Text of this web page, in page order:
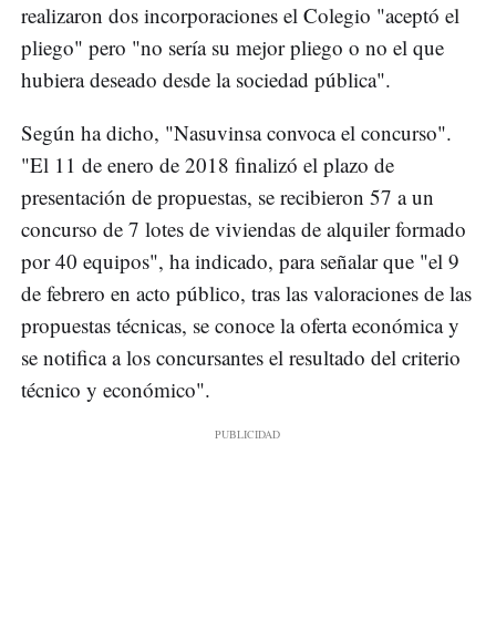
realizaron dos incorporaciones el Colegio "aceptó el
pliego" pero "no sería su mejor pliego o no el que
hubiera deseado desde la sociedad pública".
Según ha dicho, "Nasuvinsa convoca el concurso".
"El 11 de enero de 2018 finalizó el plazo de
presentación de propuestas, se recibieron 57 a un
concurso de 7 lotes de viviendas de alquiler formado
por 40 equipos", ha indicado, para señalar que "el 9
de febrero en acto público, tras las valoraciones de las
propuestas técnicas, se conoce la oferta económica y
se notifica a los concursantes el resultado del criterio
técnico y económico".